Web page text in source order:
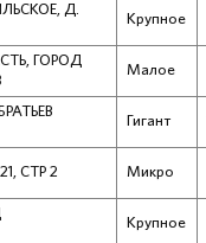
Д.
Крупное
ГОРОД
Малое
Гигант
СТР 2 Микро
Крупное